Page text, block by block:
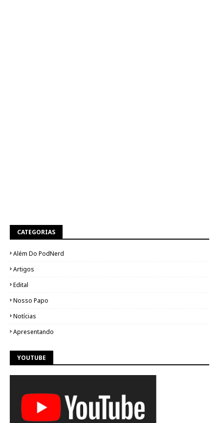
CATEGORIAS
Além Do PodNerd
Artigos
Edital
Nosso Papo
Notícias
Apresentando
YOUTUBE